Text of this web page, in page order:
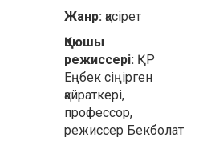
Жанр: қасірет
Қоюшы
режиссері: ҚР
Еңбек сіңірген
қайраткері,
профессор,
режиссер Бекболат